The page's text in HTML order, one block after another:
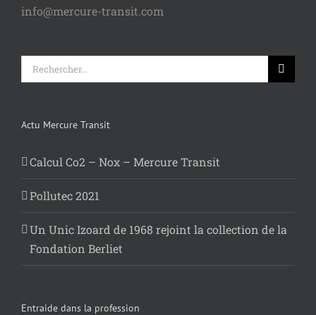
info@mercure-transit.com
Rechercher:
Actu Mercure Transit
Calcul Co2 – Nox – Mercure Transit
Pollutec 2021
Un Unic Izoard de 1968 rejoint la collection de la
Fondation Berliet
Entraide dans la profession